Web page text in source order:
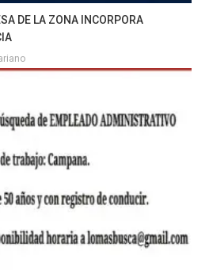
DE LA ZONA INCORPORA